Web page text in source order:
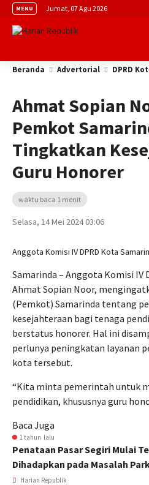
MENU Jumat, 07 Agu 2026
Beranda Advertorial DPRD
Ahmat Sopian
Pemkot
Tingkatkan
Guru Honorer
waktu baca 1 menit
Selasa, 14 Mei 2024 03:06
Anggota Komisi IV DPRD Kota
Samarinda – Anggota Komisi IV
Ahmat Sopian Noor,
(Pemkot) Samarinda tentang
kesejahteraan bagi tenaga
berstatus honorer. Hal ini
perlunya peningkatan layanan
kota tersebut.
“Kita minta pemerintah untuk
pendidikan, khususnya guru
Baca Juga
1 tahun lalu
Penataan Pasar Segiri Mulai
Dihadapkan pada Masalah
Harian Republik